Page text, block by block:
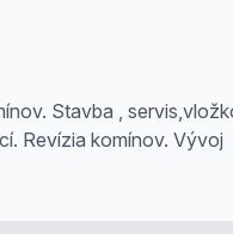
Stavba ,
Revízia komínov. Vývoj